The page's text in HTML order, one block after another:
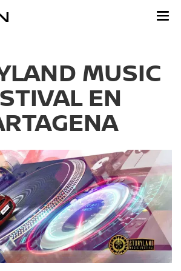
MUSIC
EN